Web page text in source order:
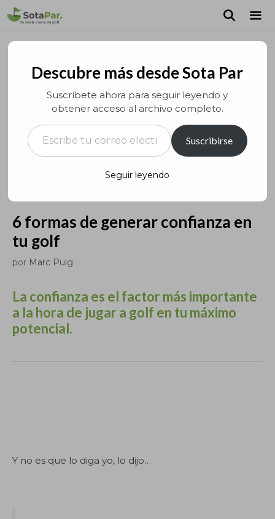
Saltar
6 formas de generar confianza en
tu golf
por Marc Puig
La confianza es el factor más importante
a la hora de jugar a golf en tu máximo
potencial.
Y no es que lo diga yo, lo dijo…
Descubre más desde Sota Par
Suscríbete ahora para seguir leyendo y
obtener acceso al archivo completo.
Escribe tu correo electrónico…
Suscribirse
Seguir leyendo